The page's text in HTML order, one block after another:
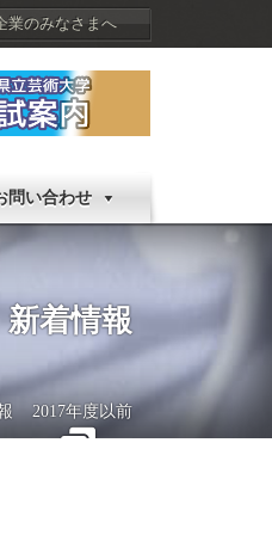
業のみなさまへ
問い合わせ
新着情報
2017年度以前